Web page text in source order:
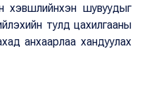
хэвшлийнхэн шувуудыг
тулд цахилгааны
анхаарлаа хандуулах